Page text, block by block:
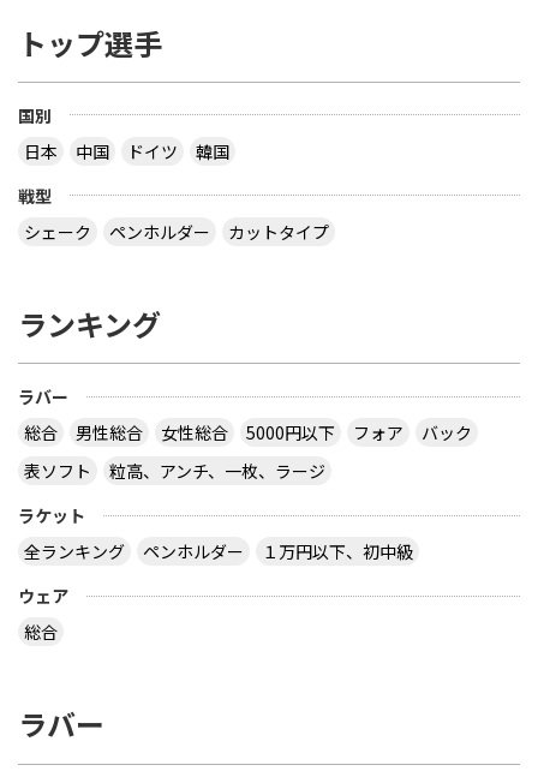
トップ選手
国別
日本
中国 ドイツ
韓国
戦型
シェーク
ペンホルダー カットタイプ
ランキング
ラバー
総合
男性総合 女性総合 5000円以下 フォア
バック
表ソフト
粒高、アンチ、一枚、ラージ
ラケット
全ランキング
ペンホルダー
１万円以下、初中級
ウェア
総合
ラバー